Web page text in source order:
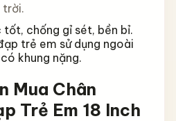
trời.
tốt, chống gỉ sét, bền bỉ.
trẻ em sử dụng ngoài
khung nặng.
Mua Chân
Trẻ Em 18 Inch